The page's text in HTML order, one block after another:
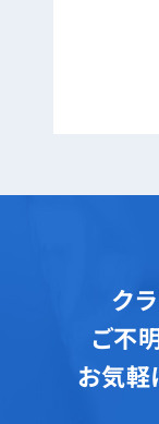
ク
ご不
お気軽